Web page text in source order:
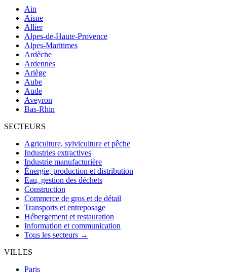
Ain
Aisne
Allier
Alpes-de-Haute-Provence
Alpes-Maritimes
Ardèche
Ardennes
Ariège
Aube
Aude
Aveyron
Bas-Rhin
SECTEURS
Agriculture, sylviculture et pêche
Industries extractives
Industrie manufacturière
Énergie, production et distribution
Eau, gestion des déchets
Construction
Commerce de gros et de détail
Transports et entreposage
Hébergement et restauration
Information et communication
Tous les secteurs →
VILLES
Paris